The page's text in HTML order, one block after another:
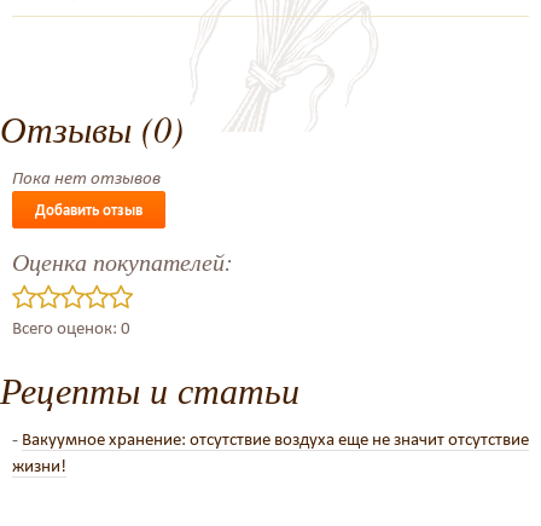
Отзывы (0)
Пока нет отзывов
Добавить отзыв
Оценка покупателей:
Всего оценок: 0
Рецепты и статьи
- Вакуумное хранение: отсутствие воздуха еще не значит отсутствие
жизни!